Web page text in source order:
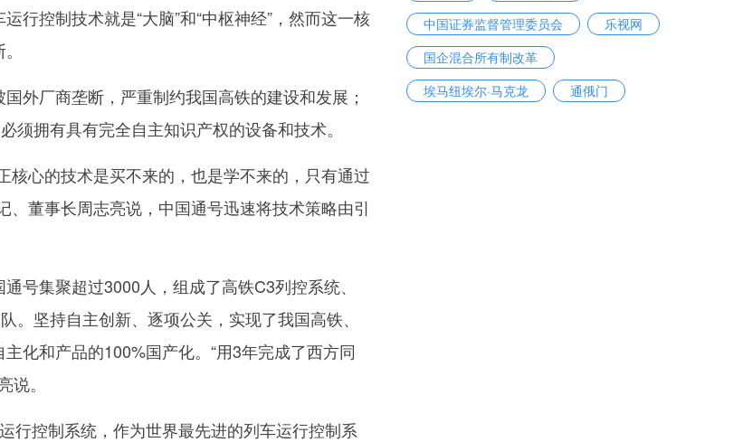
控制技术就是“大脑”和“中枢神经”，然而这一核
厂商垄断，严重制约我国高铁的建设和发展；
须拥有具有完全自主知识产权的设备和技术。
心的技术是买不来的，也是学不来的，只有通过
、董事长周志亮说，中国通号迅速将技术策略由引
集聚超过3000人，组成了高铁C3列控系统、
。坚持自主创新、逐项公关，实现了我国高铁、
化和产品的100%国产化。“用3年完成了西方同
。
控制系统，作为世界最先进的列车运行控制系
中国证券监督管理委员会
乐视网
国企混合所有制改革
埃马纽埃尔·马克龙
通俄门